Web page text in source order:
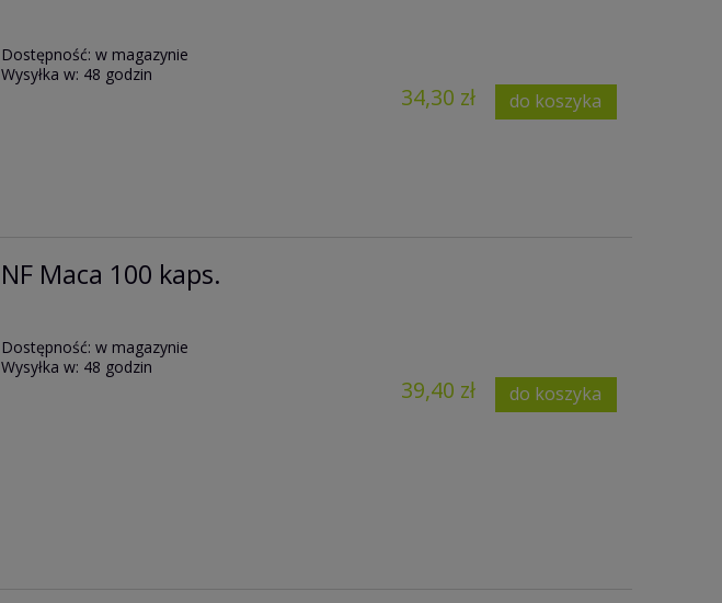
Dostępność: w magazynie
Wysyłka w: 48 godzin
34,30 zł do koszyka
NF Maca 100 kaps.
Dostępność: w magazynie
Wysyłka w: 48 godzin
39,40 zł do koszyka